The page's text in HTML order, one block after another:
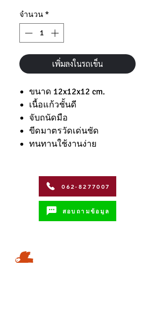
จำนวน *
เพิ่มลงในรถเข็น
ขนาด 12x12x12 cm.
เนื้อแก้วชั้นดี
จับถนัดมือ
ขีดมาตรวัดเด่นชัด
ทนทานใช้งานง่าย
062-8277007
สอบถามข้อมูล